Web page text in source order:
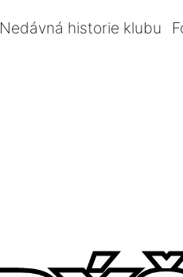
Nedávná historie klubu